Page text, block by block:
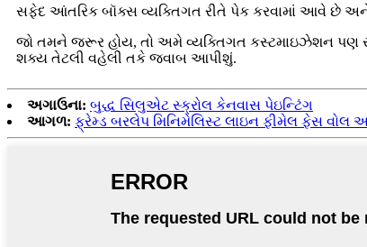
સફેદ આંતરિક બૉક્સ વ્યક્તિગત રીતે પેક કરવામાં આવે છે
જો તમને જરૂર હોય, તો અમે વ્યક્તિગત કસ્ટમાઇઝેશન પણ
શક્ય તેટલી વહેલી તકે જવાબ આપીશું.
અગાઉના: બુદ્ધ સિલુએટ સ્ક્રોલ કેનવાસ પેઇન્ટિંગ
આગળ: ફ્રેમ્ડ બરલેપ મિનિમેલિસ્ટ લાઇન ફીમેલ ફેસ વોલ